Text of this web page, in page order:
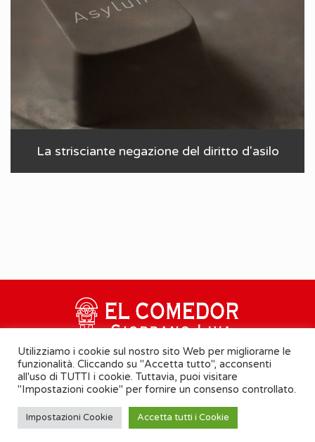
La strisciante negazione del diritto d'asilo
Utilizziamo i cookie sul nostro sito Web per migliorarne le
funzionalità. Cliccando su "Accetta tutto", acconsenti
all'uso di TUTTI i cookie. Tuttavia, puoi visitare
"Impostazioni cookie" per fornire un consenso controllato.
Impostazioni Cookie Accetta tutti i Cookie